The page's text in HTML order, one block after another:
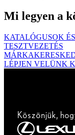
Mi legyen a
KATALÓGUSOK
TESZTVEZETÉS
LÉPJEN VELÜNK
Köszönjük,